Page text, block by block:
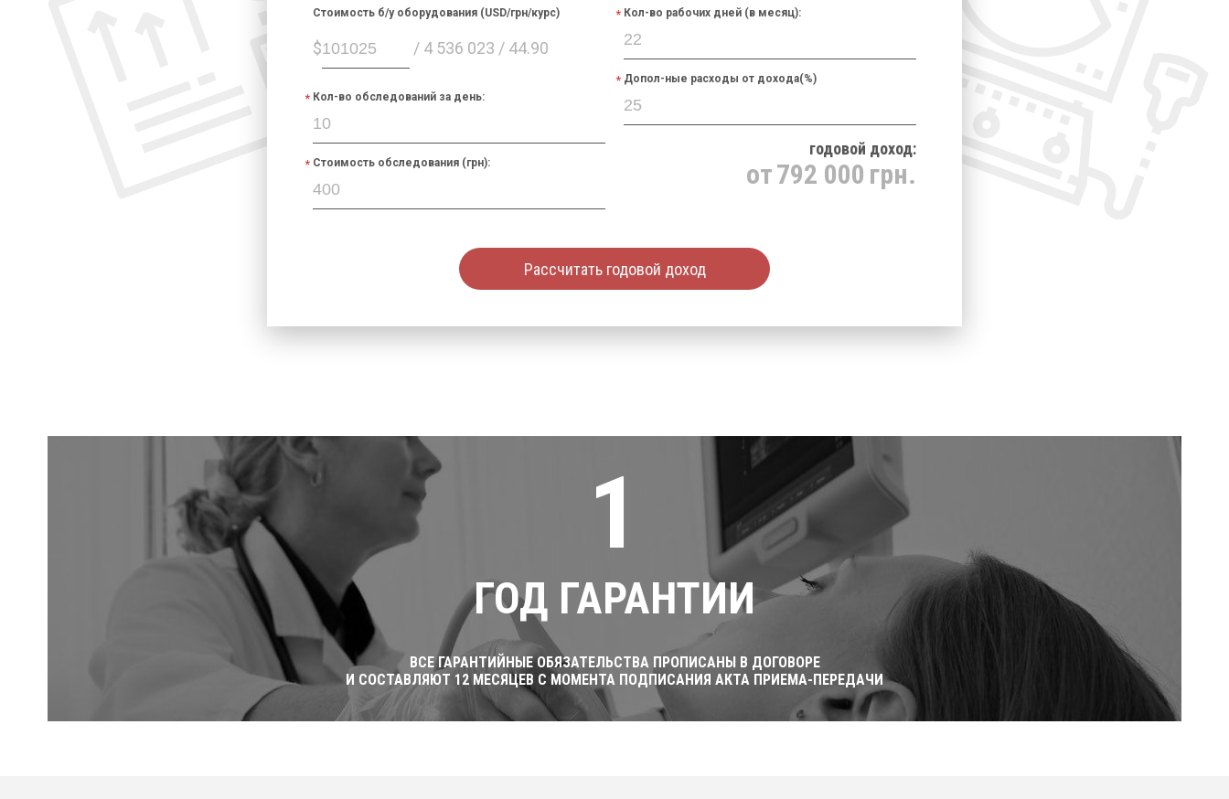
$ / 4 536 023 / 44.90
Cтоимость б/у оборудования (USD/грн/курс)
Кол-во обследований за день:
Стоимость обследования (грн):
Кол-во рабочих дней (в месяц):
Допол-ные расходы от дохода(%)
годовой доход:
от792 000 грн.
Рассчитать годовой доход
1
ГОД ГАРАНТИИ
ВСЕ ГАРАНТИЙНЫЕ ОБЯЗАТЕЛЬСТВА ПРОПИСАНЫ В ДОГОВОРЕ
И СОСТАВЛЯЮТ 12 МЕСЯЦЕВ С МОМЕНТА ПОДПИСАНИЯ АКТА ПРИЕМА-ПЕРЕДАЧИ